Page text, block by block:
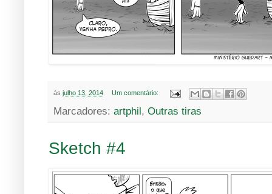
às julho 13, 2014 Um comentário:
Marcadores: artphil, Outras tiras
Sketch #4